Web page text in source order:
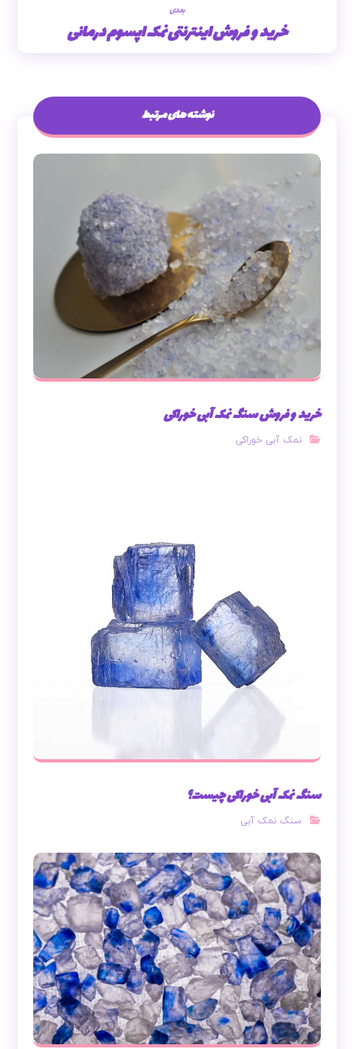
بعدی
خرید و فروش اینترنتی نمک اپسوم درمانی
نوشته های مرتبط
خرید و فروش سنگ نمک آبی خوراکی
نمک آبی خوراکی
سنگ نمک آبی خوراکی چیست؟
سنگ نمک آبی